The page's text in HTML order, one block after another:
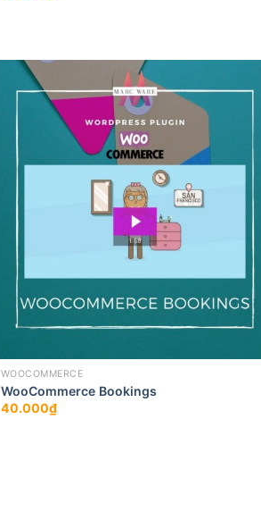
WOOCOMMERCE
WooCommerce Bookings
40.000₫